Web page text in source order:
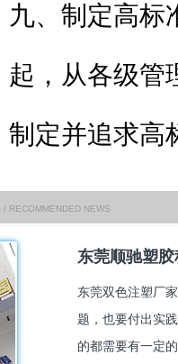
九、制定高标
起，从各级管
制定并追求高
/ RECOMMENDED NEWS
东莞顺驰塑
东莞双色注塑厂
题，也要付出实
的都需要有一定